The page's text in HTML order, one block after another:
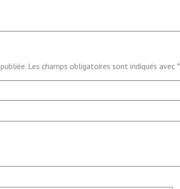
Les champs obligatoires sont indiqués avec *